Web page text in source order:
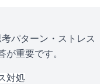
パターン・ストレス
が重要です。
対処